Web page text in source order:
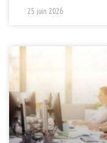
25 juin 2026